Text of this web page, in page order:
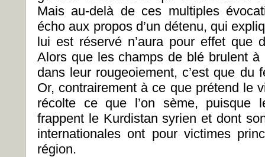
Mais au-delà de ces multiples
écho aux propos d’un détenu, qui
lui est réservé n’aura pour effet que
Alors que les champs de blé brulent à
dans leur rougeoiement, c’est que du
Or, contrairement à ce que prétend le
récolte ce que l’on sème, puisque
frappent le Kurdistan syrien et dont
internationales ont pour victimes
région.